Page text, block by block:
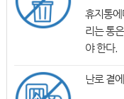
휴지통에
리는 통
야 한다.
난로 곁